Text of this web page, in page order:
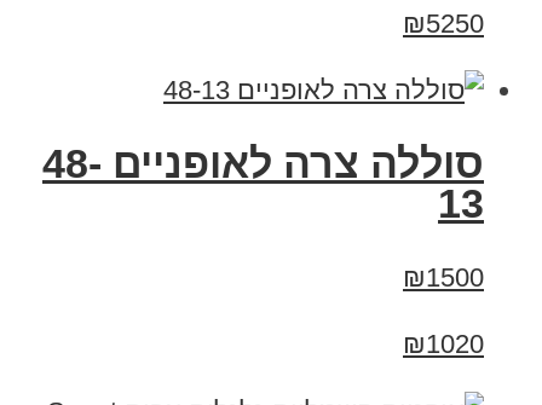
₪5250
סוללה צרה לאופניים 48-
13
₪1500
₪1020